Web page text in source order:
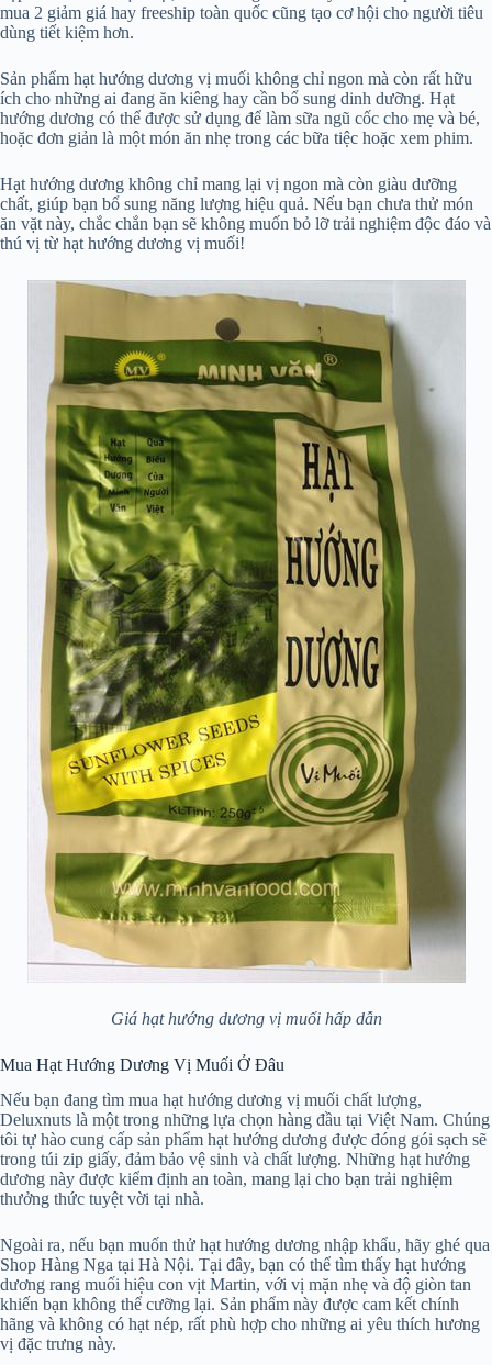
mua 2 giảm giá hay freeship toàn quốc cũng tạo cơ hội cho người tiêu
dùng tiết kiệm hơn.
Sản phẩm hạt hướng dương vị muối không chỉ ngon mà còn rất hữu
ích cho những ai đang ăn kiêng hay cần bổ sung dinh dưỡng. Hạt
hướng dương có thể được sử dụng để làm sữa ngũ cốc cho mẹ và bé,
hoặc đơn giản là một món ăn nhẹ trong các bữa tiệc hoặc xem phim.
Hạt hướng dương không chỉ mang lại vị ngon mà còn giàu dưỡng
chất, giúp bạn bổ sung năng lượng hiệu quả. Nếu bạn chưa thử món
ăn vặt này, chắc chắn bạn sẽ không muốn bỏ lỡ trải nghiệm độc đáo và
thú vị từ hạt hướng dương vị muối!
Giá hạt hướng dương vị muối hấp dẫn
Mua Hạt Hướng Dương Vị Muối Ở Đâu
Nếu bạn đang tìm mua hạt hướng dương vị muối chất lượng,
Deluxnuts là một trong những lựa chọn hàng đầu tại Việt Nam. Chúng
tôi tự hào cung cấp sản phẩm hạt hướng dương được đóng gói sạch sẽ
trong túi zip giấy, đảm bảo vệ sinh và chất lượng. Những hạt hướng
dương này được kiểm định an toàn, mang lại cho bạn trải nghiệm
thưởng thức tuyệt vời tại nhà.
Ngoài ra, nếu bạn muốn thử hạt hướng dương nhập khẩu, hãy ghé qua
Shop Hàng Nga tại Hà Nội. Tại đây, bạn có thể tìm thấy hạt hướng
dương rang muối hiệu con vịt Martin, với vị mặn nhẹ và độ giòn tan
khiến bạn không thể cưỡng lại. Sản phẩm này được cam kết chính
hãng và không có hạt nép, rất phù hợp cho những ai yêu thích hương
vị đặc trưng này.